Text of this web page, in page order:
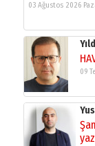
03 Ağustos 2026
09